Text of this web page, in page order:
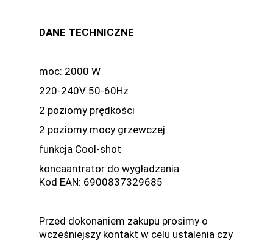
DANE TECHNICZNE
moc: 2000 W
220-240V 50-60Hz
2 poziomy prędkości
2 poziomy mocy grzewczej
funkcja Cool-shot
koncaantrator do wygładzania
Kod EAN: 6900837329685
Przed dokonaniem zakupu prosimy o
wcześniejszy kontakt w celu ustalenia czy